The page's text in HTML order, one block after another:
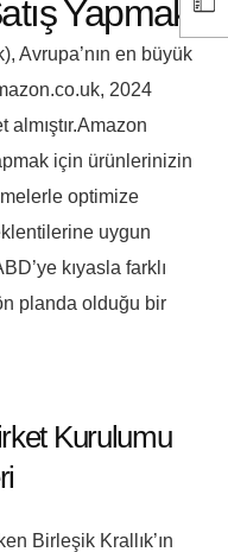
Yapmak
Avrupa’nın en büyük
2024
almıştır.Amazon
için ürünlerinizin
optimize
uygun
kıyasla farklı
planda olduğu bir
Kurulumu
Birleşik Krallık’ın